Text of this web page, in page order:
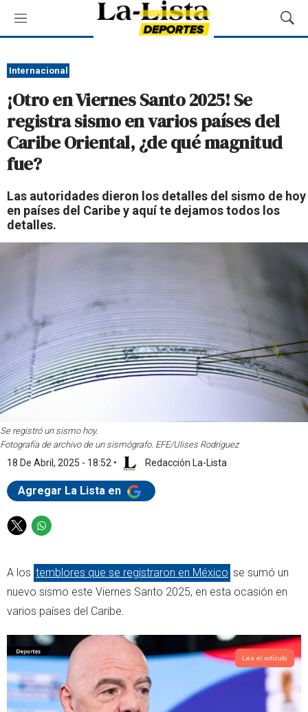
M
e
ú
M
o
e
Internacional
¡Otro en Viernes Santo 2025! Se
registra sismo en varios países del
Caribe Oriental, ¿de qué magnitud
fue?
Las autoridades dieron los detalles del sismo de hoy
en países del Caribe y aquí te dejamos todos los
detalles.
Se registró un sismo hoy.
Fotografía de archivo de un sismógrafo. EFE/Ulises Rodríguez
18 De Abril, 2025 - 18:52 • Redacción La-Lista
Agregar La Lista en
T
t
t
e
r
W
a
t
s
p
p
A los temblores que se registraron en México se sumó un
nuevo sismo este Viernes Santo 2025, en esta ocasión en
varios países del Caribe.
Lea el artículo